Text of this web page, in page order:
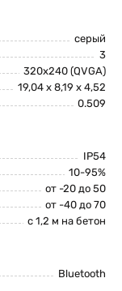
серый
3
320х240 (QVGA)
19,04 x 8,19 x 4,52
0.509
IP54
10-95%
от -20 до 50
от -40 до 70
с 1,2 м на бетон
Bluetooth